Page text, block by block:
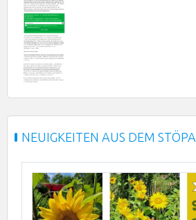
NEUIGKEITEN AUS DEM STÖPA